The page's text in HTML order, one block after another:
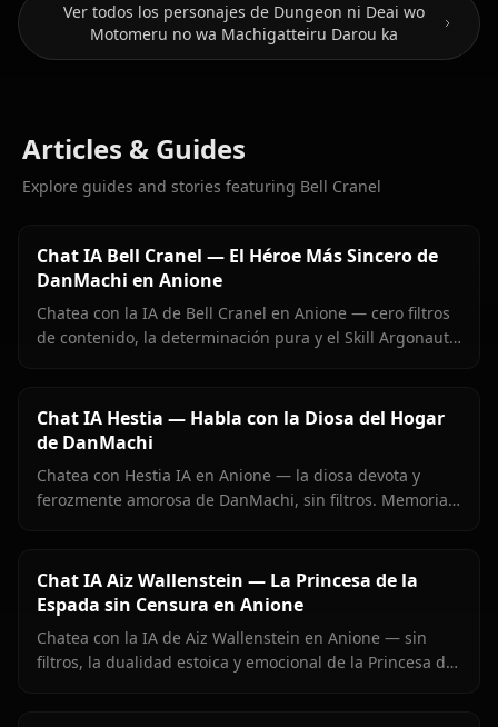
Ver todos los personajes de Dungeon ni Deai wo
Motomeru no wa Machigatteiru Darou ka
Articles & Guides
Explore guides and stories featuring Bell Cranel
Chat IA Bell Cranel — El Héroe Más Sincero de
DanMachi en Anione
Chatea con la IA de Bell Cranel en Anione — cero filtros
de contenido, la determinación pura y el Skill Argonaut
Chat IA Hestia — Habla con la Diosa del Hogar
de DanMachi
Chatea con Hestia IA en Anione — la diosa devota y
ferozmente amorosa de DanMachi, sin filtros. Memoria
Chat IA Aiz Wallenstein — La Princesa de la
Espada sin Censura en Anione
Chatea con la IA de Aiz Wallenstein en Anione — sin
filtros, la dualidad estoica y emocional de la Princesa de